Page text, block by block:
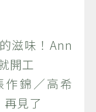
滋味！Ann
開工
錦／高希
再見了